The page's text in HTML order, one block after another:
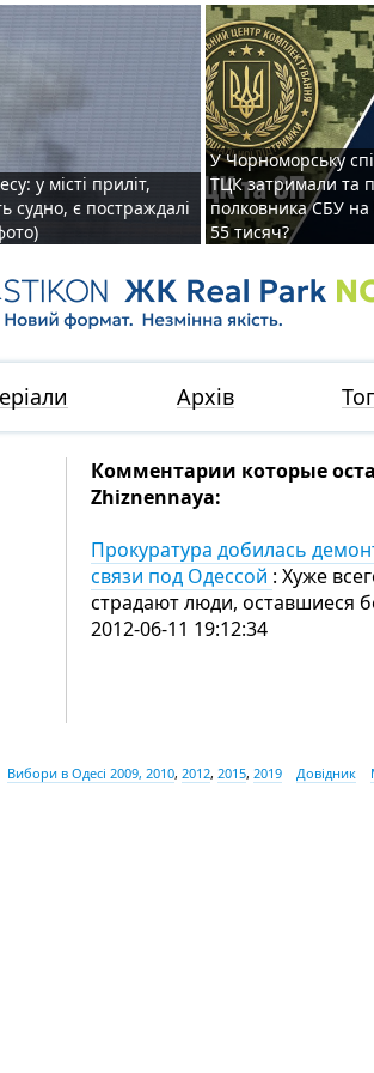
у місті приліт,
судно, є постраждалі
У Чорноморську
ТЦК затримали та
полковника СБУ на
55 тисяч?
Архів
Комментарии которые
Zhiznennaya:
Прокуратура добилась
связи под Одессой : Хуже
страдают люди, оставшиеся
2012-06-11 19:12:34
Вибори в Одесі 2009, 2010, 2012, 2015, 2019 Довідник